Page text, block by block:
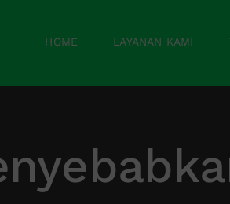
HOME LAYANAN KAMI